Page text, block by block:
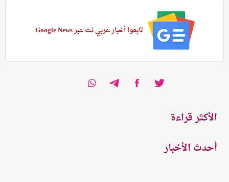
تابعوا أخبار عربي نت عبر Google News
الأكثر قراءة
أحدث الأخبار